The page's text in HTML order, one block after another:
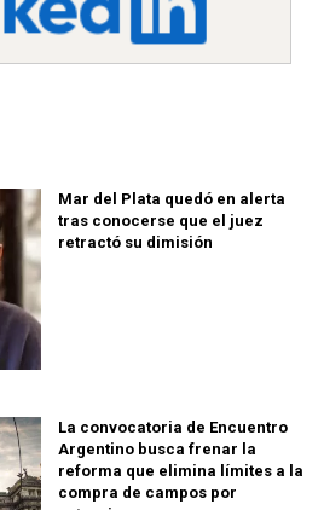
Mar del Plata quedó en alerta
tras conocerse que el juez
retractó su dimisión
La convocatoria de Encuentro
Argentino busca frenar la
reforma que elimina límites a la
compra de campos por